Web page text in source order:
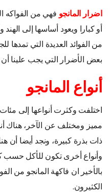
اضرار المانجو فهي من الفواكه
أو كبارا ويعود أساسها إلى
من الفوائد العديدة التي تمدها
بعض الأضرار التي يجب علينا أن
أنواع المانجو
اختلفت وكثرت أنواعها إلى
مميز ومختلف عن الآخر، هناك
ذات بذرة كبيرة، ونجد أيضا أن
وأنواع أخرى تكون للأكل حسب
بالأخير ان فاكهة المانجو من
الكثيرون.